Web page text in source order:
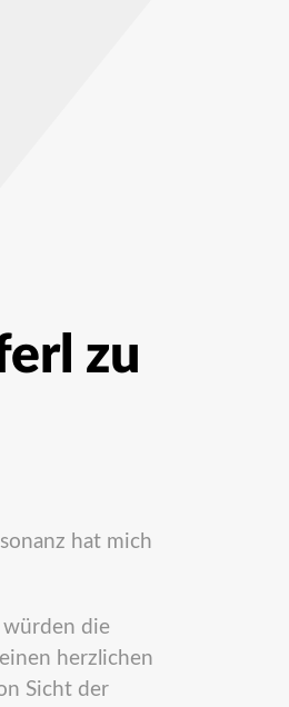
zu
hat mich
würden die
herzlichen
Sicht der